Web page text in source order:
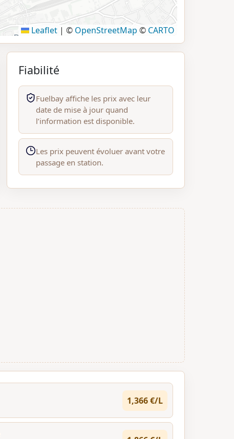
Leaflet | © OpenStreetMap © CARTO
Fiabilité
Fuelbay affiche les prix avec leur
date de mise à jour quand
l’information est disponible.
Les prix peuvent évoluer avant votre
passage en station.
1,366 €/L